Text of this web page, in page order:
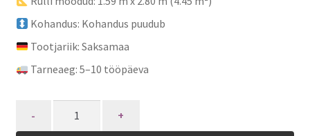
Kohandus: Kohandus puudub
Tootjariik: Saksamaa
Tarneaeg: 5–10 tööpäeva